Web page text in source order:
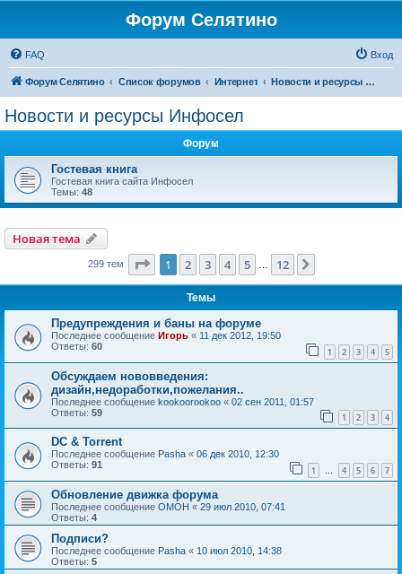
Форум Селятино
FAQ Вход
Форум Селятино Список форумов Интернет Новости и ресурсы Инфосел
Новости и ресурсы Инфосел
Форум
Гостевая книга
Гостевая книга сайта Инфосел
Темы: 48
Новая тема
299 тем Страница из 12
1 2 3 4 5 12
Темы
Предупреждения и баны на форуме
Последнее сообщение Игорь « 11 дек 2012, 19:50
Ответы: 60 1 2 3 4 5
Обсуждаем нововведения:
дизайн,недоработки,пожелания..
Последнее сообщение kookoorookoo « 02 сен 2011, 01:57
Ответы: 59 1 2 3 4
DC & Torrent
Последнее сообщение Pasha « 06 дек 2010, 12:30
Ответы: 91 1 … 4 5 6 7
Обновление движка форума
Последнее сообщение OMOH « 29 июл 2010, 07:41
Ответы: 4
Подписи?
Последнее сообщение Pasha « 10 июл 2010, 14:38
Ответы: 5